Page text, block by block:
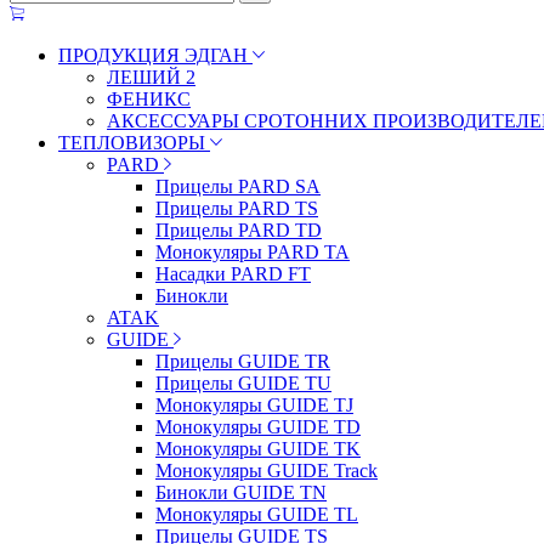
ПРОДУКЦИЯ ЭДГАН
ЛЕШИЙ 2
ФЕНИКС
АКСЕССУАРЫ СРОТОННИХ
ТЕПЛОВИЗОРЫ
PARD
Прицелы PARD SA
Прицелы PARD TS
Прицелы PARD TD
Монокуляры PARD TA
Насадки PARD FT
Бинокли
ATAK
GUIDE
Прицелы GUIDE TR
Прицелы GUIDE TU
Монокуляры GUIDE TJ
Монокуляры GUIDE TD
Монокуляры GUIDE TK
Монокуляры GUIDE Track
Бинокли GUIDE TN
Монокуляры GUIDE TL
Прицелы GUIDE TS